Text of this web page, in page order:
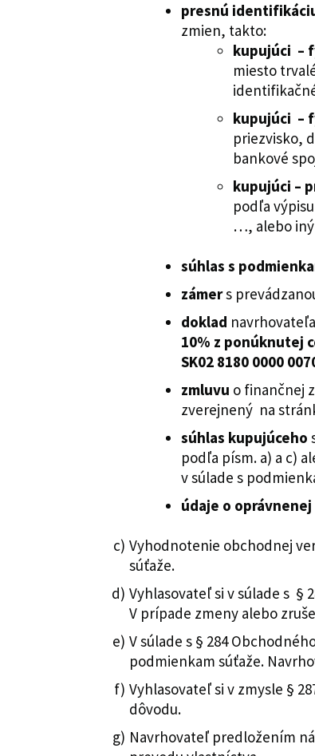
presnú
zmien, takto:
kupujúci –
miesto
kupujúci –
priezvisko,
bankové
kupujúci –
podľa
…, alebo
súhlas s
zámers
doklad
10% z ponúknutej
SK02 8180 0000
zmluvu o finančnej
zverejnený na
súhlas kupujúceho
podľa písm. a) a c)
v súlade s
údaje o
Vyhodnotenie obchodnej
súťaže.
Vyhlasovateľ si v súlade s §
V prípade zmeny alebo
V súlade s § 284
podmienkam súťaže.
Vyhlasovateľ si v zmysle §
dôvodu.
Navrhovateľ predložením